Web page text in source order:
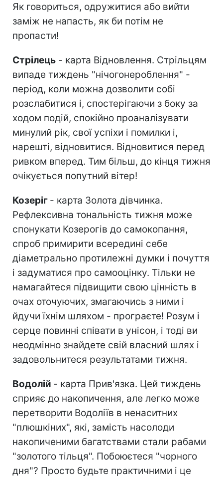
Як говориться, одружитися або вийти
заміж не напасть, як би потім не
пропасти!
Стрілець - карта Відновлення. Стрільцям
випаде тиждень "нічогонероблення" -
період, коли можна дозволити собі
розслабитися і, спостерігаючи з боку за
ходом подій, спокійно проаналізувати
минулий рік, свої успіхи і помилки і,
нарешті, відновитися. Відновитися перед
ривком вперед. Тим більш, до кінця тижня
очікується попутний вітер!
Козеріг - карта Золота дівчинка.
Рефлексивна тональність тижня може
спонукати Козерогів до самокопання,
спроб примирити всередині себе
діаметрально протилежні думки і почуття
і задуматися про самооцінку. Тільки не
намагайтеся підвищити свою цінність в
очах оточуючих, змагаючись з ними і
йдучи їхнім шляхом - програєте! Розум і
серце повинні співати в унісон, і тоді ви
неодмінно знайдете свій власний шлях і
задовольнитеся результатами тижня.
Водолій - карта Прив'язка. Цей тиждень
сприяє до накопичення, але легко може
перетворити Водоліїв в ненаситних
"плюшкіних", які, замість насолоди
накопиченими багатствами стали рабами
"золотого тільця". Побоюєтеся "чорного
дня"? Просто будьте практичними і це